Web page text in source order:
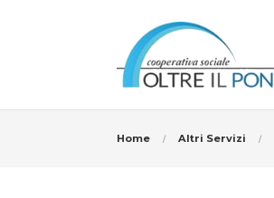
Home Altri Servizi